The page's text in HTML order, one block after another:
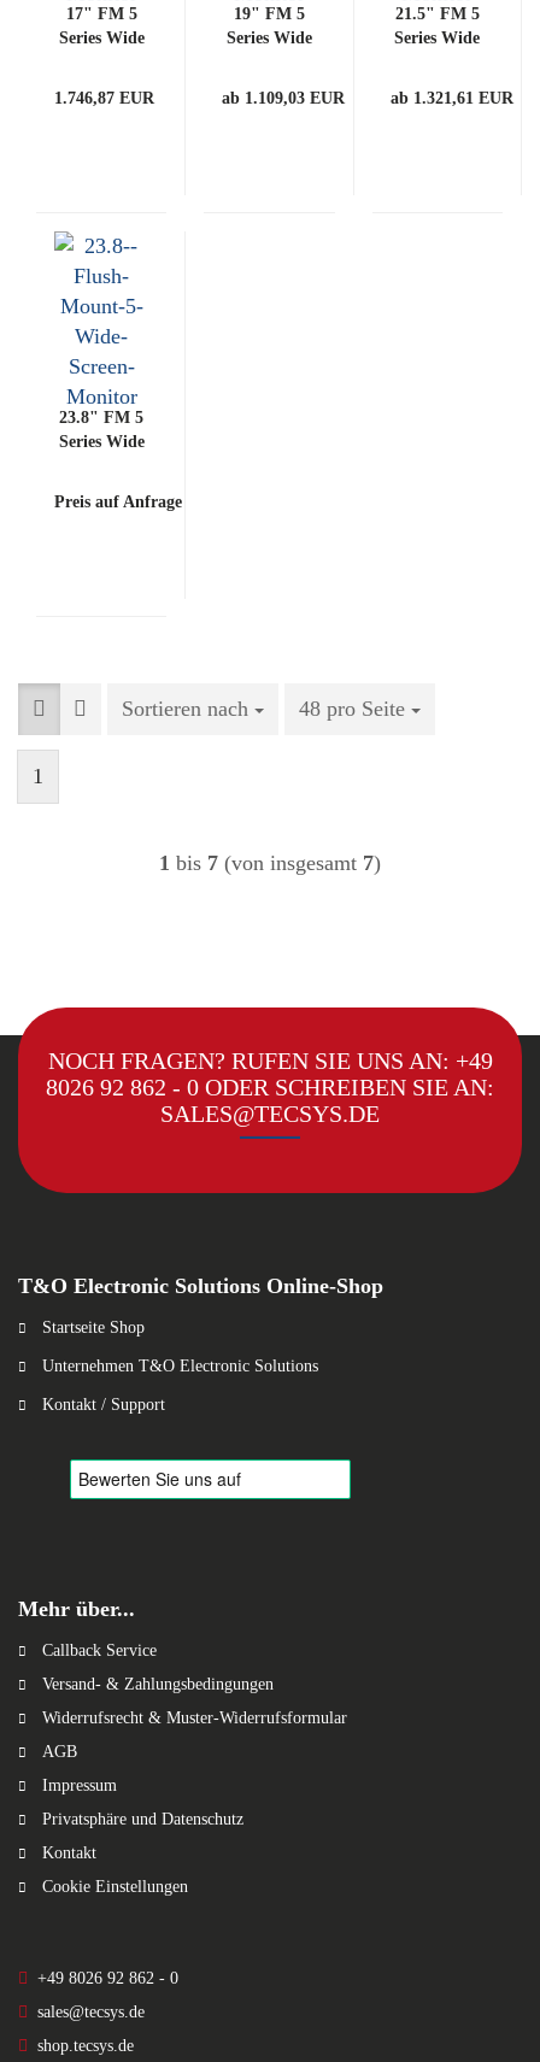
17" FM 5
Series Wide
1.746,87 EUR
19" FM 5
Series Wide
ab 1.109,03 EUR
21.5" FM 5
Series Wide
ab 1.321,61 EUR
23.8" FM 5
Series Wide
Preis auf Anfrage
Sortieren nach
Sortieren nach 48 pro Seite
pro Seite
1
1 bis 7 (von insgesamt 7)
NOCH FRAGEN? RUFEN SIE UNS AN: +49
8026 92 862 - 0 ODER SCHREIBEN SIE AN:
SALES@TECSYS.DE
T&O Electronic Solutions Online-Shop
Startseite Shop
Unternehmen T&O Electronic Solutions
Kontakt / Support
Mehr über...
Callback Service
Versand- & Zahlungsbedingungen
Widerrufsrecht & Muster-Widerrufsformular
AGB
Impressum
Privatsphäre und Datenschutz
Kontakt
Cookie Einstellungen
+49 8026 92 862 - 0
sales@tecsys.de
shop.tecsys.de